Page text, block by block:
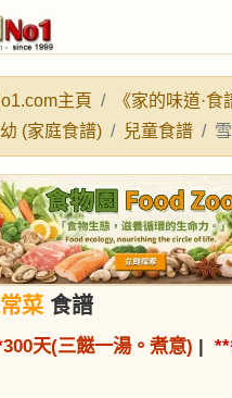
主頁
《家的味道·食
(家庭食譜)
兒童食譜
菜食譜
300天(三餸一湯。煮意) | **